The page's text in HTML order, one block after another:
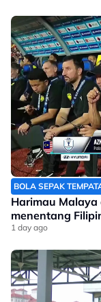
BOLA SEPAK
Harimau
menentang
1 day ago